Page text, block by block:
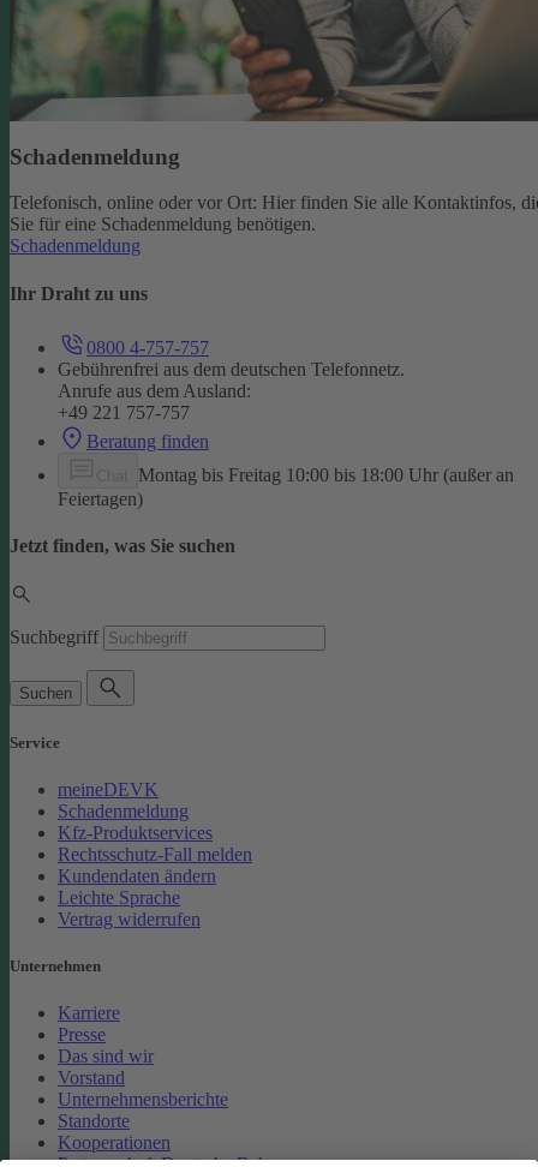
Schadenmeldung
Telefonisch, online oder vor Ort: Hier finden Sie alle Kontaktinfos,
Sie für eine Schadenmeldung benötigen.
Schadenmeldung
Ihr Draht zu uns
0800 4-757-757
Gebührenfrei aus dem deutschen Telefonnetz.
Anrufe aus dem Ausland:
+49 221 757-757
Beratung finden
Montag bis Freitag 10:00 bis 18:00 Uhr (außer an
Feiertagen)
Jetzt finden, was Sie suchen
Suchbegriff
Suchen
Service
meineDEVK
Schadenmeldung
Kfz-Produktservices
Rechtsschutz-Fall melden
Kundendaten ändern
Leichte Sprache
Vertrag widerrufen
Unternehmen
Karriere
Presse
Das sind wir
Vorstand
Unternehmensberichte
Standorte
Kooperationen